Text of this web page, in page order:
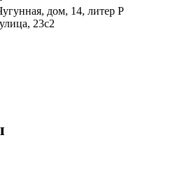
дом, 14, литер Р
23с2